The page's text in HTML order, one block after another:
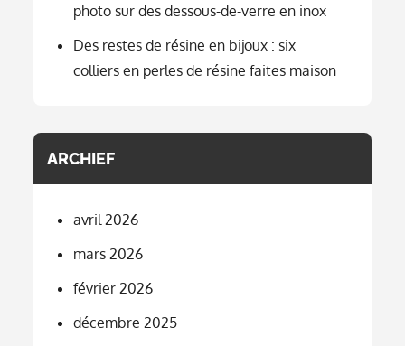
photo sur des dessous-de-verre en inox
Des restes de résine en bijoux : six
colliers en perles de résine faites maison
ARCHIEF
avril 2026
mars 2026
février 2026
décembre 2025